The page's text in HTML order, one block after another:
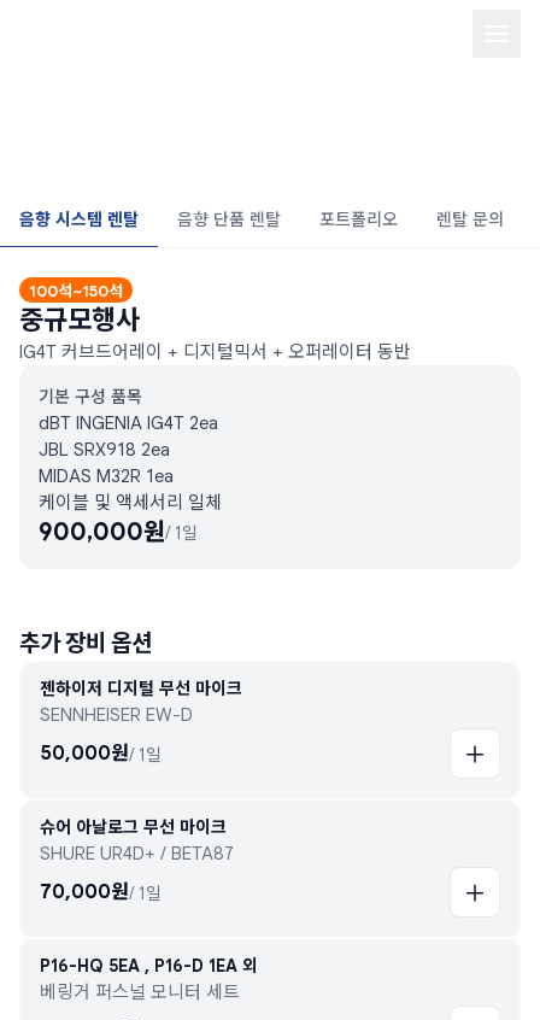
음향 시스템 렌탈 음향 단품 렌탈 포트폴리오 렌탈 문의
100석~150석
중규모행사
IG4T 커브드어레이 + 디지털믹서 + 오퍼레이터 동반
기본 구성 품목
dBT INGENIA IG4T 2ea
JBL SRX918 2ea
MIDAS M32R 1ea
케이블 및 액세서리 일체
900,000원/ 1일
추가 장비 옵션
젠하이저 디지털 무선 마이크
SENNHEISER EW-D
50,000원/ 1일
슈어 아날로그 무선 마이크
SHURE UR4D+ / BETA87
70,000원/ 1일
P16-HQ 5EA , P16-D 1EA 외
베링거 퍼스널 모니터 세트